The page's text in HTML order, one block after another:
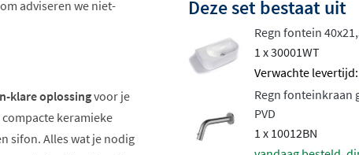
adviseren we niet-
klare oplossingvoor je
keramieke
sifon. Alles wat je nodig
Deze set bestaat uit
Regn fontein
1 x 30001WT
Verwachte
Regn fonteinkraan
PVD
1 x 10012BN